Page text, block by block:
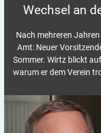
Wechsel an
Nach mehreren
Amt: Neuer
Sommer. Wirtz blickt
warum er dem Verein